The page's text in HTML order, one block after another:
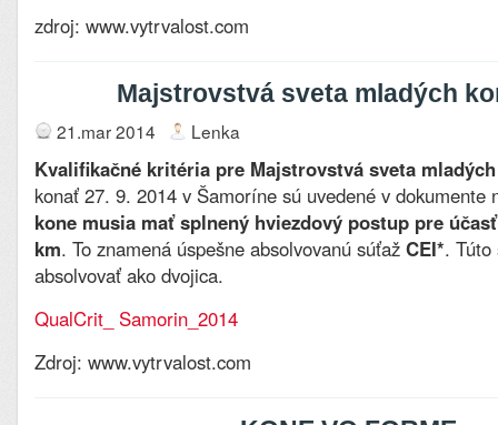
zdroj: www.vytrvalost.com
Majstrovstvá sveta mladých
21.mar 2014 Lenka
Kvalifikačné kritéria pre Majstrovstvá sveta
konať 27. 9. 2014 v Šamoríne sú uvedené v dokumente
kone musia mať splnený hviezdový postup pre
km. To znamená úspešne absolvovanú súťaž CEI*. Túto
absolvovať ako dvojica.
QualCrit_ Samorin_2014
Zdroj: www.vytrvalost.com